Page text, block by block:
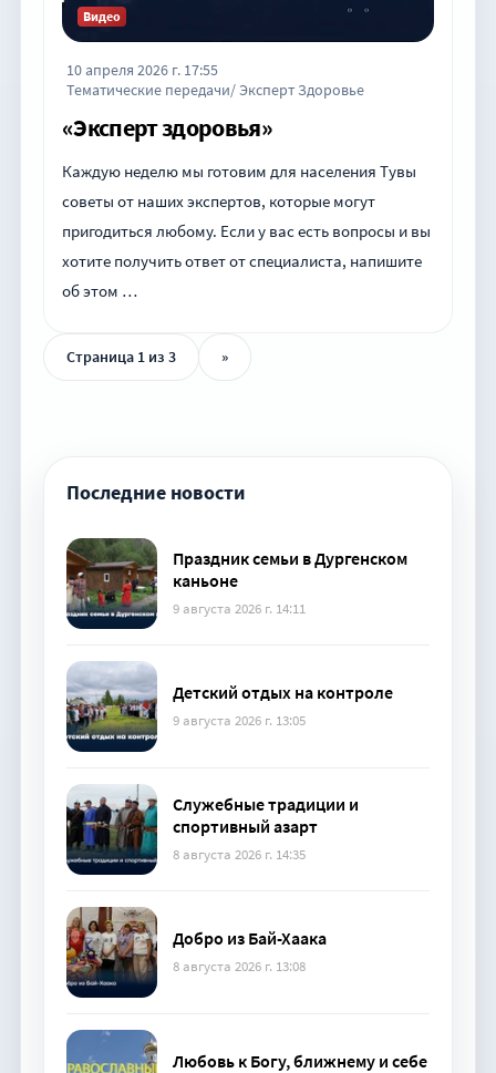
Видео
10 апреля 2026 г. 17:55
Тематические передачи/ Эксперт Здоровье
«Эксперт здоровья»
Каждую неделю мы готовим для населения Тувы
советы от наших экспертов, которые могут
пригодиться любому. Если у вас есть вопросы и вы
хотите получить ответ от специалиста, напишите
об этом …
Страница 1 из 3 »
Последние новости
Праздник семьи в Дургенском
каньоне
9 августа 2026 г. 14:11
Детский отдых на контроле
9 августа 2026 г. 13:05
Служебные традиции и
спортивный азарт
8 августа 2026 г. 14:35
Добро из Бай-Хаака
8 августа 2026 г. 13:08
Любовь к Богу, ближнему и себе